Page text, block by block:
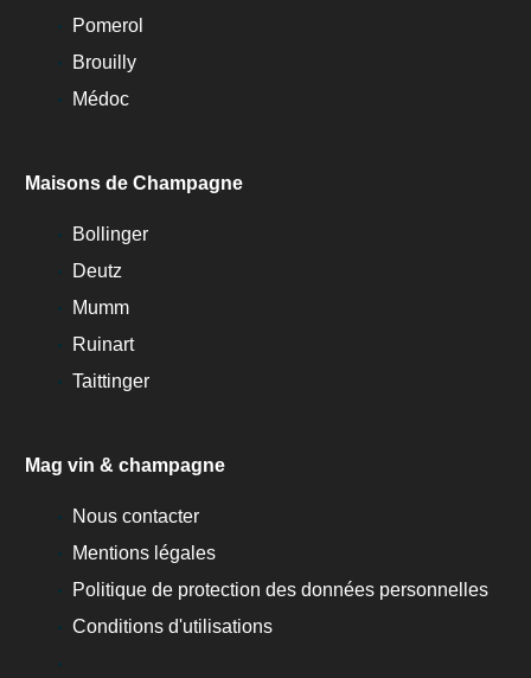
Pomerol
Brouilly
Médoc
Maisons de Champagne
Bollinger
Deutz
Mumm
Ruinart
Taittinger
Mag vin & champagne
Nous contacter
Mentions légales
Politique de protection des données personnelles
Conditions d'utilisations